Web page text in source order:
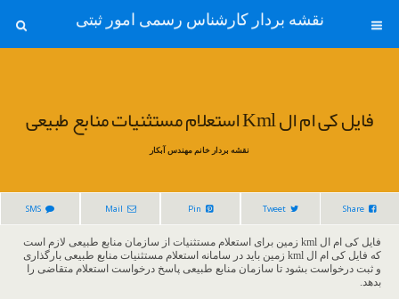
نقشه بردار کارشناس رسمی امور ثبتی
فایل کی ام ال Kml استعلام مستثنیات منابع طبیعی
نقشه بردار خانم مهندس آبکار
Share
Tweet
Pin
Mail
SMS
فایل کی ام ال kml زمین برای استعلام مستثنیات از سازمان منابع طبیعی لازم است
که فایل کی ام ال kml زمین باید در سامانه استعلام مستثنیات منابع طبیعی بارگذاری
و ثبت درخواست بشود تا سازمان منابع طبیعی پاسخ درخواست استعلام متقاضی را
بدهد.